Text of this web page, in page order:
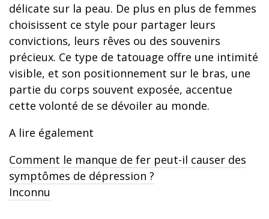
délicate sur la peau. De plus en plus de femmes
choisissent ce style pour partager leurs
convictions, leurs rêves ou des souvenirs
précieux. Ce type de tatouage offre une intimité
visible, et son positionnement sur le bras, une
partie du corps souvent exposée, accentue
cette volonté de se dévoiler au monde.
A lire également
Comment le manque de fer peut-il causer des
symptômes de dépression ?
Inconnu